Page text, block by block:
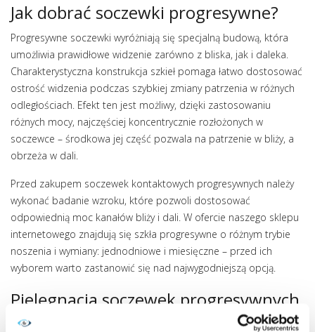
Jak dobrać soczewki progresywne?
Progresywne soczewki wyróżniają się specjalną budową, która
umożliwia prawidłowe widzenie zarówno z bliska, jak i daleka.
Charakterystyczna konstrukcja szkieł pomaga łatwo dostosować
ostrość widzenia podczas szybkiej zmiany patrzenia w różnych
odległościach. Efekt ten jest możliwy, dzięki zastosowaniu
różnych mocy, najczęściej koncentrycznie rozłożonych w
soczewce – środkowa jej część pozwala na patrzenie w bliży, a
obrzeża w dali.
Przed zakupem soczewek kontaktowych progresywnych należy
wykonać badanie wzroku, które pozwoli dostosować
odpowiednią moc kanałów bliży i dali. W ofercie naszego sklepu
internetowego znajdują się szkła progresywne o różnym trybie
noszenia i wymiany: jednodniowe i miesięczne – przed ich
wyborem warto zastanowić się nad najwygodniejszą opcją.
Pielęgnacja soczewek progresywnych
Szkła progresywne, podobnie jak inne soczewki kontaktowe,